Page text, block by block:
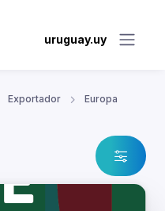
uruguay.uy
Exportador
Europa